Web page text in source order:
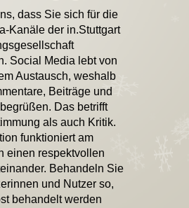
dass Sie sich für die
Kanäle der in.Stuttgart
Social Media lebt von
Austausch, weshalb
Beiträge und
Das betrifft
als auch Kritik.
funktioniert am
einen respektvollen
Behandeln Sie
und Nutzer so,
behandelt werden